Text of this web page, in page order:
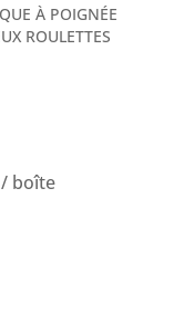
À POIGNÉE
ROULETTES
boîte